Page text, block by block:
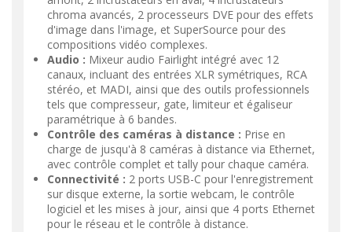
chroma avancés, 2 processeurs DVE pour des effets
d'image dans l'image, et SuperSource pour des
compositions vidéo complexes.
Audio : Mixeur audio Fairlight intégré avec 12
canaux, incluant des entrées XLR symétriques, RCA
stéréo, et MADI, ainsi que des outils professionnels
tels que compresseur, gate, limiteur et égaliseur
paramétrique à 6 bandes.
Contrôle des caméras à distance : Prise en
charge de jusqu'à 8 caméras à distance via Ethernet,
avec contrôle complet et tally pour chaque caméra.
Connectivité : 2 ports USB-C pour l'enregistrement
sur disque externe, la sortie webcam, le contrôle
logiciel et les mises à jour, ainsi que 4 ports Ethernet
pour le réseau et le contrôle à distance.